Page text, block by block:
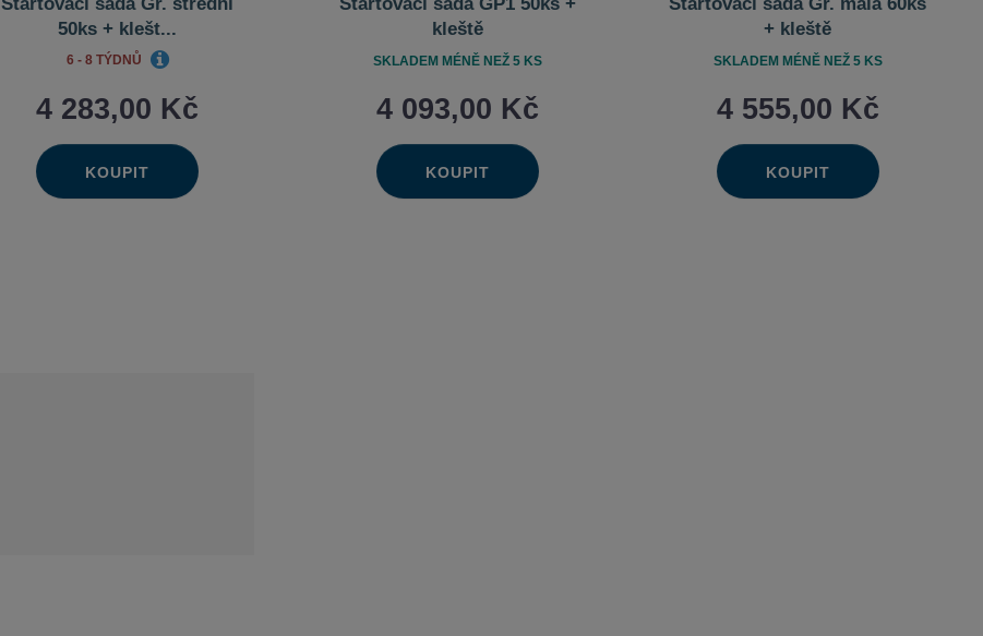
50ks + klešt...
4 283,00 Kč
Změnit
Navýšit
množství
Snížit
Ks
KOUPIT
6 - 8 TÝDNŮ
kleště
4 093,00 Kč
Změnit
Navýšit
množství
Snížit
Ks
KOUPIT
SKLADEM MÉNĚ NEŽ 5 KS
+ kleště
4 555,00 Kč
Změnit
Navýšit
množství
Snížit
Ks
KOUPIT
SKLADEM MÉNĚ NEŽ 5 KS